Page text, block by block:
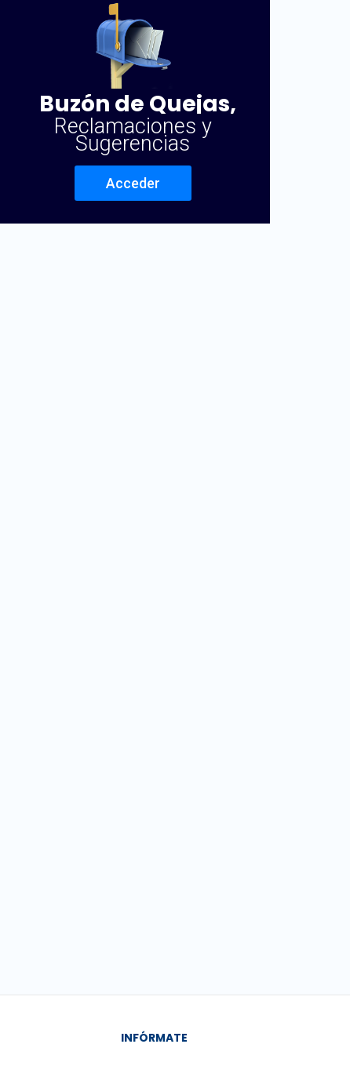
Buzón de Quejas,
Reclamaciones y
Sugerencias
Acceder
INFÓRMATE